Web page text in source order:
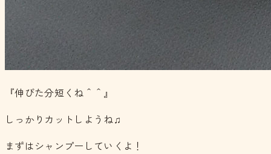
『伸びた分短くね＾＾』
しっかりカットしようね♫
まずはシャンプーしていくよ！